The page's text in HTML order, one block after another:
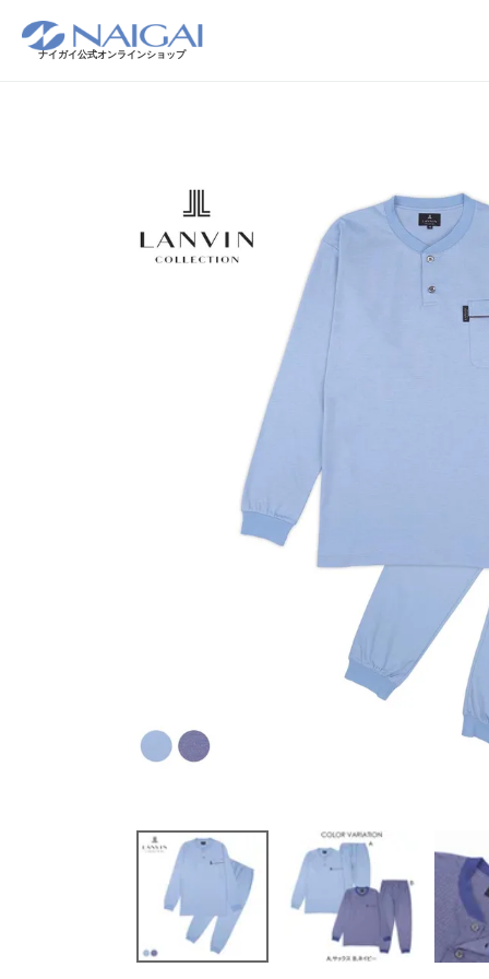
ナイガイ公式オンラインショップ